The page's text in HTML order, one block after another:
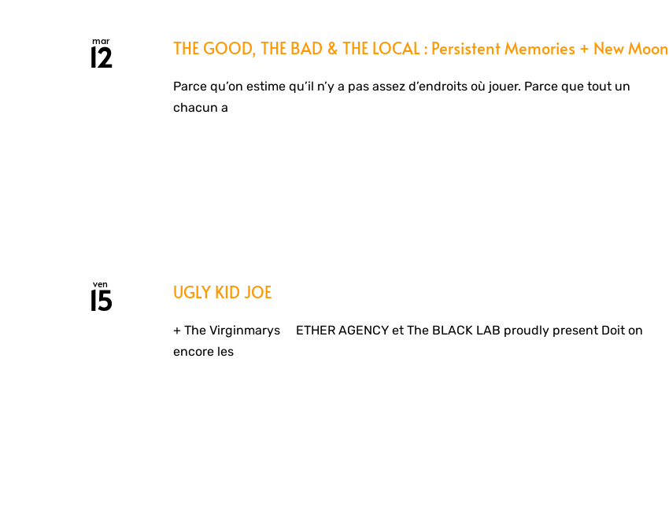
mar
12 THE GOOD, THE BAD & THE LOCAL : Persistent Memories + New Moon
Parce qu’on estime qu’il n’y a pas assez d’endroits où jouer. Parce que tout un
chacun a
ven
15 UGLY KID JOE
+ The Virginmarys ETHER AGENCY et The BLACK LAB proudly present Doit on
encore les